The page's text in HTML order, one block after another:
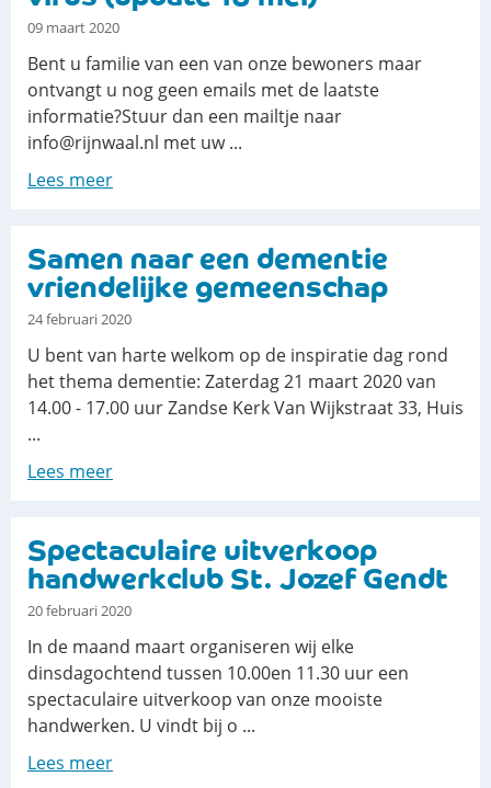
09 maart 2020
Bent u familie van een van onze bewoners maar
ontvangt u nog geen emails met de laatste
informatie?Stuur dan een mailtje naar
info@rijnwaal.nl met uw ...
Lees meer
Samen naar een dementie
vriendelijke gemeenschap
24 februari 2020
U bent van harte welkom op de inspiratie dag rond
het thema dementie: Zaterdag 21 maart 2020 van
14.00 - 17.00 uur Zandse Kerk Van Wijkstraat 33, Huis
...
Lees meer
Spectaculaire uitverkoop
handwerkclub St. Jozef Gendt
20 februari 2020
In de maand maart organiseren wij elke
dinsdagochtend tussen 10.00en 11.30 uur een
spectaculaire uitverkoop van onze mooiste
handwerken. U vindt bij o ...
Lees meer